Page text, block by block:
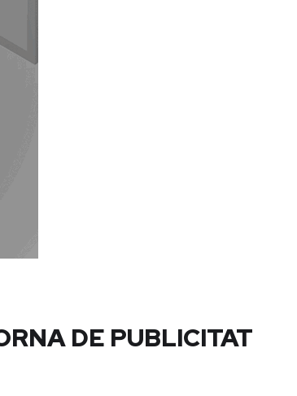
DE PUBLICITAT